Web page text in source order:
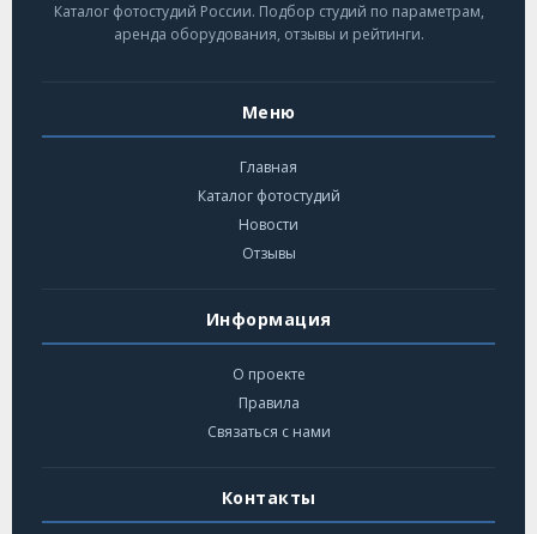
Каталог фотостудий России. Подбор студий по параметрам,
аренда оборудования, отзывы и рейтинги.
Меню
Главная
Каталог фотостудий
Новости
Отзывы
Информация
О проекте
Правила
Связаться с нами
Контакты